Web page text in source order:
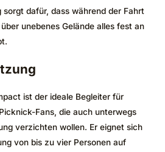
sorgt dafür, dass während der Fahrt
unebenes Gelände alles fest an
ist der ideale Begleiter für
Fans, die auch unterwegs
verzichten wollen. Er eignet sich
von bis zu vier Personen auf